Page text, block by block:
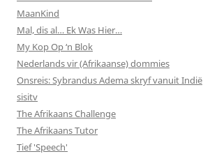
MaanKind
Mal, dis al… Ek Was Hier…
My Kop Op ‘n Blok
Nederlands vir (Afrikaanse) dommies
Onsreis: Sybrandus Adema skryf vanuit Indië
sisitv
The Afrikaans Challenge
The Afrikaans Tutor
Tief 'Speech'